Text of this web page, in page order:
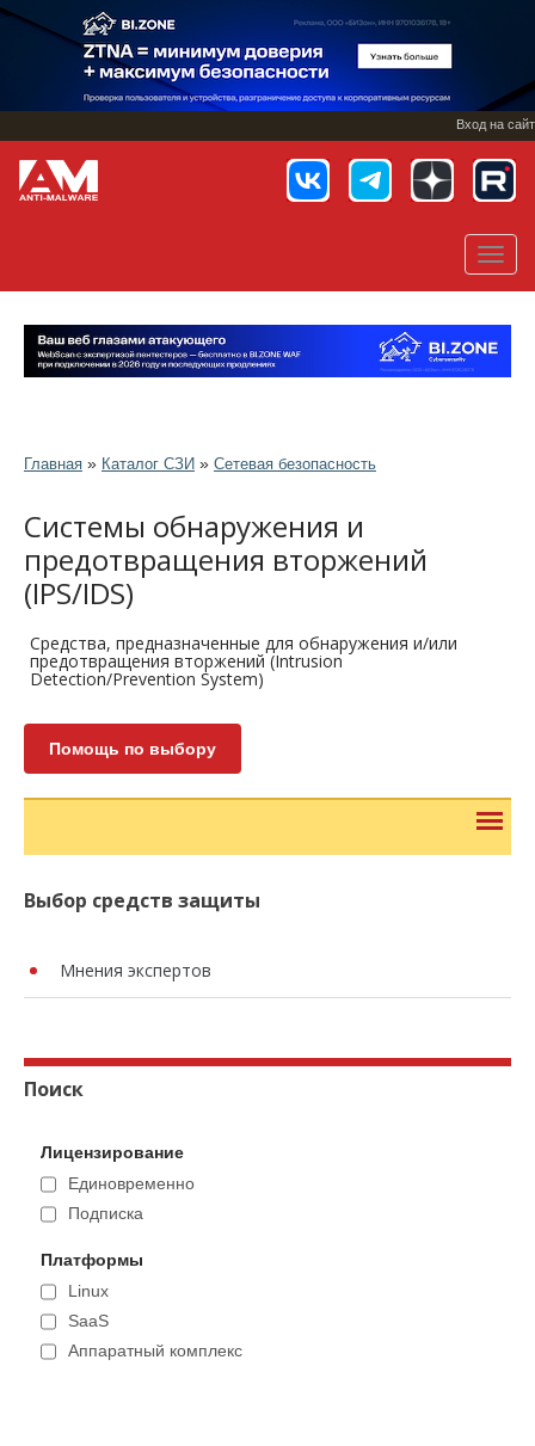
Перейти
основному
Вход на сайт
Главная » Каталог СЗИ » Сетевая безопасность
Системы обнаружения и
предотвращения вторжений
(IPS/IDS)
Средства, предназначенные для обнаружения и/или
предотвращения вторжений (Intrusion
Detection/Prevention System)
Помощь по выбору
Выбор средств защиты
Мнения экспертов
Поиск
Лицензирование
Единовременно
Подписка
Платформы
Linux
SaaS
Аппаратный комплекс